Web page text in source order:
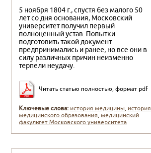
5 ноября 1804 г., спустя без малого 50
лет со дня основания, Московский
университет получил первый
полноценный устав. Попытки
подготовить такой документ
предпринимались и ранее, но все они в
силу различных причин неизменно
терпели неудачу.
Читать статью полностью, формат pdf
Ключевые слова: история медицины, история
медицинского образования,медицинский
факультет Московского университета